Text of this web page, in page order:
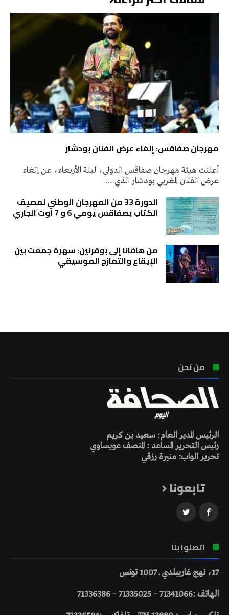
مهرجان صفاقس: إلغاء عرض الفنان بودشار
أعلنت هيئة مهرجان صفاقس الدولي، ليلة الأربعاء، عن إلغاء
عرض الفنان المغربي بودشار الذي …
الدورة 33 من المهرجان الوطني لمصيف
الكتاب بصفاقس يومي 6 و 7 اوت الجاري
من هافانا إلى بوقرنين: سهرة جمعت بين
الإيقاع والتمازج الموسيقي
من نحن
الرئيس المدير العام: سعيد بن كريم
رئيس التحرير المساعد : المنصف عويساوي
تحرير الواب: منيرة رزقي
تابعونا
اتصلوا بنا
17، نهج غاريبلدي ـ 1007 تونس
الهاتف :71341066 – 71335025 – 71336386